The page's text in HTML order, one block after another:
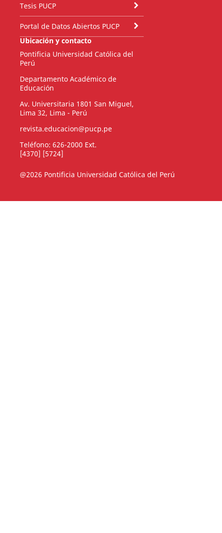
Tesis PUCP
Portal de Datos Abiertos PUCP
Ubicación y contacto
Pontificia Universidad Católica del
Perú
Departamento Académico de
Educación
Av. Universitaria 1801 San Miguel,
Lima 32, Lima - Perú
revista.educacion@pucp.pe
Teléfono: 626-2000 Ext.
[4370] [5724]
@2026 Pontificia Universidad Católica del Perú